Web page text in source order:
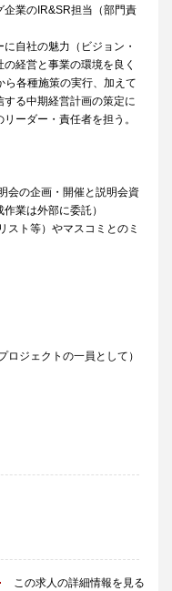
業のIR&SR担当（部門責
自社の魅力（ビジョン・
経営と事業の環境を良く
各種施策の実行、加えて
る中期経営計画の策定に
ーダー・責任者を担う。
会の企画・開催と説明会資
業は外部に委託）
スト等）やマスコミとのミ
ジェクトの一員として）
この求人の詳細情報を見る